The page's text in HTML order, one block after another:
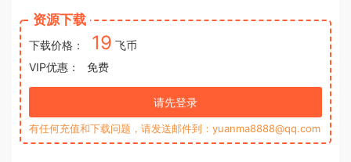
资源下载
下载价格： 19 飞币
VIP优惠：
免费
请先登录
有任何充值和下载问题，请发送邮件到：yuanma8888@qq.com